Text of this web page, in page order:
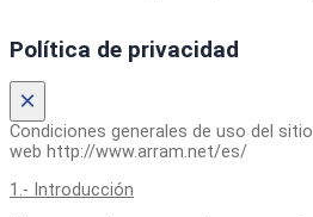
Política de privacidad
×
Condiciones generales de uso del sitio
web http://www.arram.net/es/
1.- Introducción